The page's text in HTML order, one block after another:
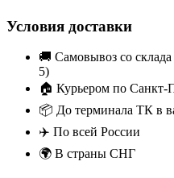
Условия доставки
🚚 Самовывоз со
5)
🏠 Курьером по Санкт-
📦 До терминала ТК в
✈️ По всей России
🌍 В страны СНГ